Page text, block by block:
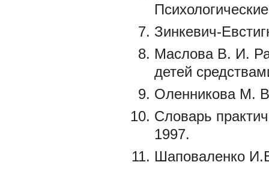
Зинкевич-
Маслова В. И.
детей
Оленникова М.
Словарь
1997.
Шаповаленко